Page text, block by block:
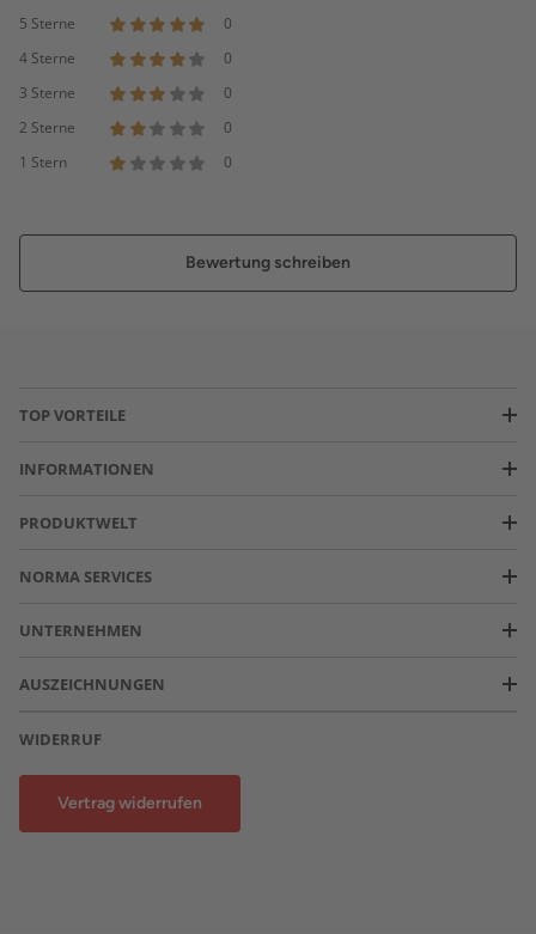
5 Sterne
0
4 Sterne
0
3 Sterne
0
2 Sterne
0
1 Stern
0
Bewertung schreiben
TOP VORTEILE
INFORMATIONEN
PRODUKTWELT
NORMA SERVICES
UNTERNEHMEN
AUSZEICHNUNGEN
WIDERRUF
Vertrag widerrufen